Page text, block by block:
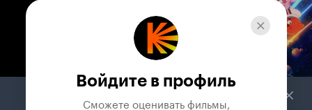
Музыка
Телепрограмма
Служба поддержки
Войдите в профиль
Сможете оценивать фильмы,